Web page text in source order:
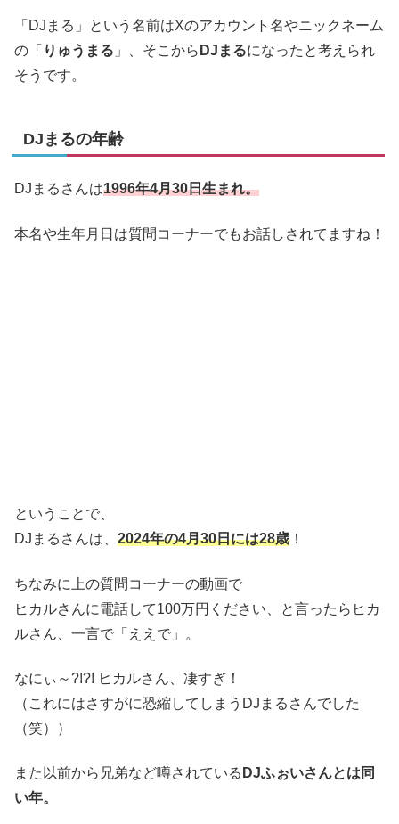
「DJまる」という名前はXのアカウント名やニックネーム
の「 りゅうまる 」、そこから DJまるになったと考えられ
そうです。
DJまるの年齢
DJまるさんは1996年4月30日生まれ。
本名や生年月日は質問コーナーでもお話しされてますね！
ということで、
DJまるさんは、 2024年の4月30日には28歳 ！
ちなみに上の質問コーナーの動画で
ヒカルさんに電話して100万円ください、と言ったらヒカ
ルさん、一言で「ええで」。
なにぃ～?!?! ヒカルさん、凄すぎ！
（これにはさすがに恐縮してしまうDJまるさんでした
（笑））
また以前から兄弟など噂されている DJふぉいさんとは同
い年。